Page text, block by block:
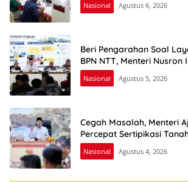
Nasional Agustus 6, 2026
Beri Pengarahan Soal
BPN NTT, Menteri Nusron
Nasional Agustus 5, 2026
Cegah Masalah, Menteri
Percepat Sertipikasi
Nasional Agustus 4, 2026